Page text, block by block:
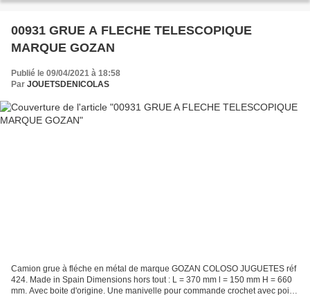
00931 GRUE A FLECHE TELESCOPIQUE
MARQUE GOZAN
Publié le 09/04/2021 à 18:58
Par JOUETSDENICOLAS
Camion grue à fléche en métal de marque GOZAN COLOSO JUGUETES réf
424. Made in Spain Dimensions hors tout : L = 370 mm l = 150 mm H = 660
mm. Avec boite d'origine. Une manivelle pour commande crochet avec poids